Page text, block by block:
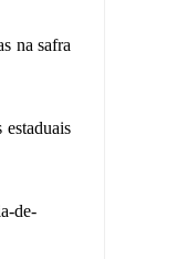
na safra
de-